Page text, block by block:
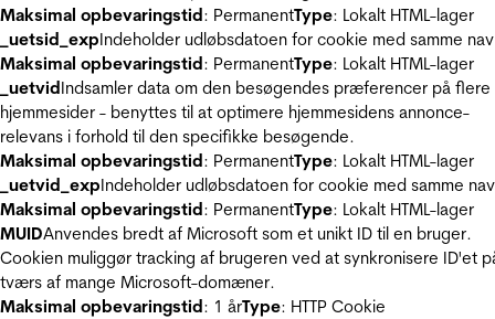
Maksimal opbevaringstid: PermanentType: Lokalt HTML-lager
_uetsid_expIndeholder udløbsdatoen for cookie med samme
Maksimal opbevaringstid: PermanentType: Lokalt HTML-lager
_uetvidIndsamler data om den besøgendes præferencer på flere
hjemmesider - benyttes til at optimere hjemmesidens annonce-
relevans i forhold til den specifikke besøgende.
Maksimal opbevaringstid: PermanentType: Lokalt HTML-lager
_uetvid_expIndeholder udløbsdatoen for cookie med samme
Maksimal opbevaringstid: PermanentType: Lokalt HTML-lager
MUIDAnvendes bredt af Microsoft som et unikt ID til en bruger.
Cookien muliggør tracking af brugeren ved at synkronisere ID'et
tværs af mange Microsoft-domæner.
Maksimal opbevaringstid: 1 årType: HTTP Cookie